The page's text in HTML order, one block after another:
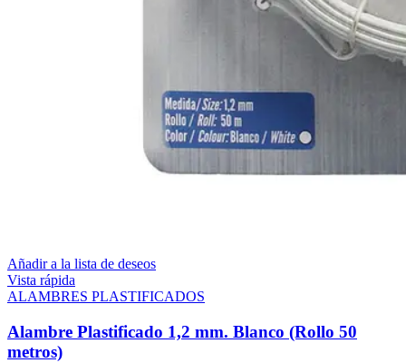
Añadir a la lista de deseos
Vista rápida
ALAMBRES PLASTIFICADOS
Alambre Plastificado 1,2 mm. Blanco (Rollo 50
metros)